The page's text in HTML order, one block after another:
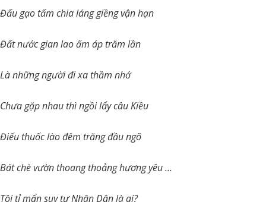
Đấu gạo tấm chia láng giềng vận hạn
Đất nước gian lao ấm áp trăm lần
Là những người đi xa thầm nhớ
Chưa gặp nhau thì ngồi lẩy câu Kiều
Điếu thuốc lào đêm trăng đầu ngõ
Bát chè vườn thoang thoảng hương yêu …
Tôi tỉ mẩn suy tư Nhân Dân là ai?